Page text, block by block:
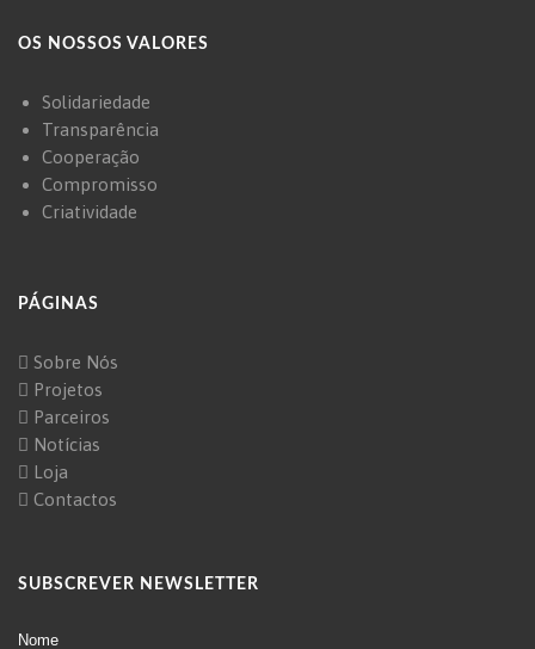
OS NOSSOS VALORES
Solidariedade
Transparência
Cooperação
Compromisso
Criatividade
PÁGINAS
Sobre Nós
Projetos
Parceiros
Notícias
Loja
Contactos
SUBSCREVER NEWSLETTER